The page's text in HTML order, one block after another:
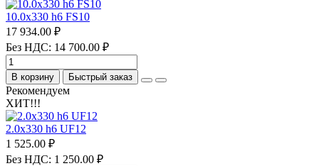
10.0х330 h6 FS10
17 934.00 ₽
Без НДС: 14 700.00 ₽
В корзину Быстрый заказ
Рекомендуем
ХИТ!!!
2.0х330 h6 UF12
1 525.00 ₽
Без НДС: 1 250.00 ₽